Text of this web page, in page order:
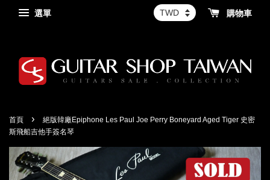
選單 購物車
首頁 ›
絕版韓廠Epiphone Les Paul Joe Perry Boneyard Aged Tiger 史密
斯飛船吉他手簽名琴